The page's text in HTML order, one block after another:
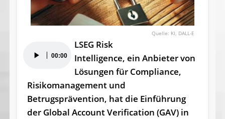
KI, DALL-E
Player 00:00
LSEG Risk
Intelligence, ein Anbieter von
Lösungen für Compliance,
Risikomanagement und
Betrugsprävention, hat die Einführung
der Global Account Verification (GAV) in